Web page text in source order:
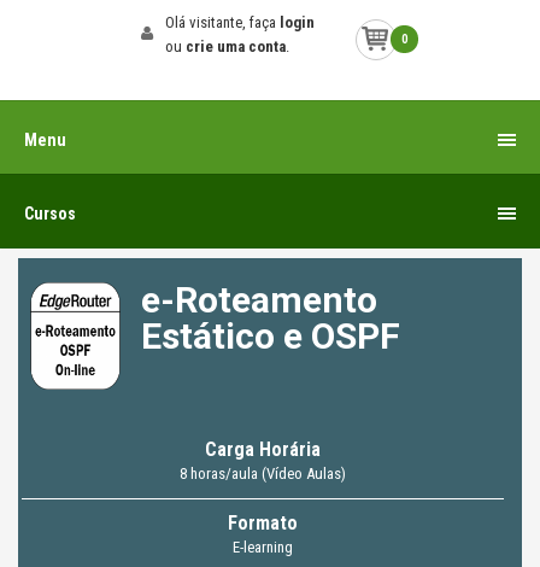
0
Olá visitante, faça login
ou crie uma conta.
Menu
Cursos
e-Roteamento
Estático e OSPF
Carga Horária
8 horas/aula (Vídeo Aulas)
Formato
E-learning